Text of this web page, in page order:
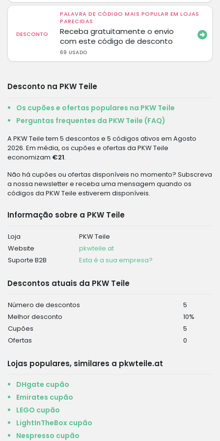
DESCONTO
PALAVRA DE CÓDIGO MAIS POPULAR EM LOJAS
PARECIDAS
Receba gratuitamente o envio
com este código de desconto
69 USADO
Desconto na PKW Teile
Os cupões e ofertas populares na PKW Teile
Perguntas frequentes da PKW Teile (FAQ)
A PKW Teile tem 5 descontos e 5 códigos ativos em Agosto
2026. Em média, os cupões e ofertas da PKW Teile
economizam €21.
Não há cupões ou ofertas disponíveis no momento? Subscreva
a nossa newsletter e receba uma mensagem quando os
códigos da PKW Teile estiverem disponíveis.
Informação sobre a PKW Teile
Loja
PKW Teile
Website
pkwteile.at
Suporte B2B
Esta é a sua empresa?
Descontos atuais da PKW Teile
Número de descontos
5
Melhor desconto
10%
Cupões
5
Ofertas
0
Lojas populares, similares a pkwteile.at
DHgate cupão
Emirates cupão
LEGO cupão
LightInTheBox cupão
Nespresso cupão